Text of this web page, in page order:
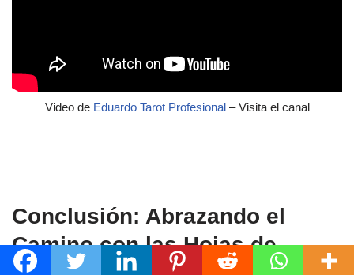
Video de Eduardo Tarot Profesional– Visita el canal
Conclusión: Abrazando el
Camino con las Hojas de